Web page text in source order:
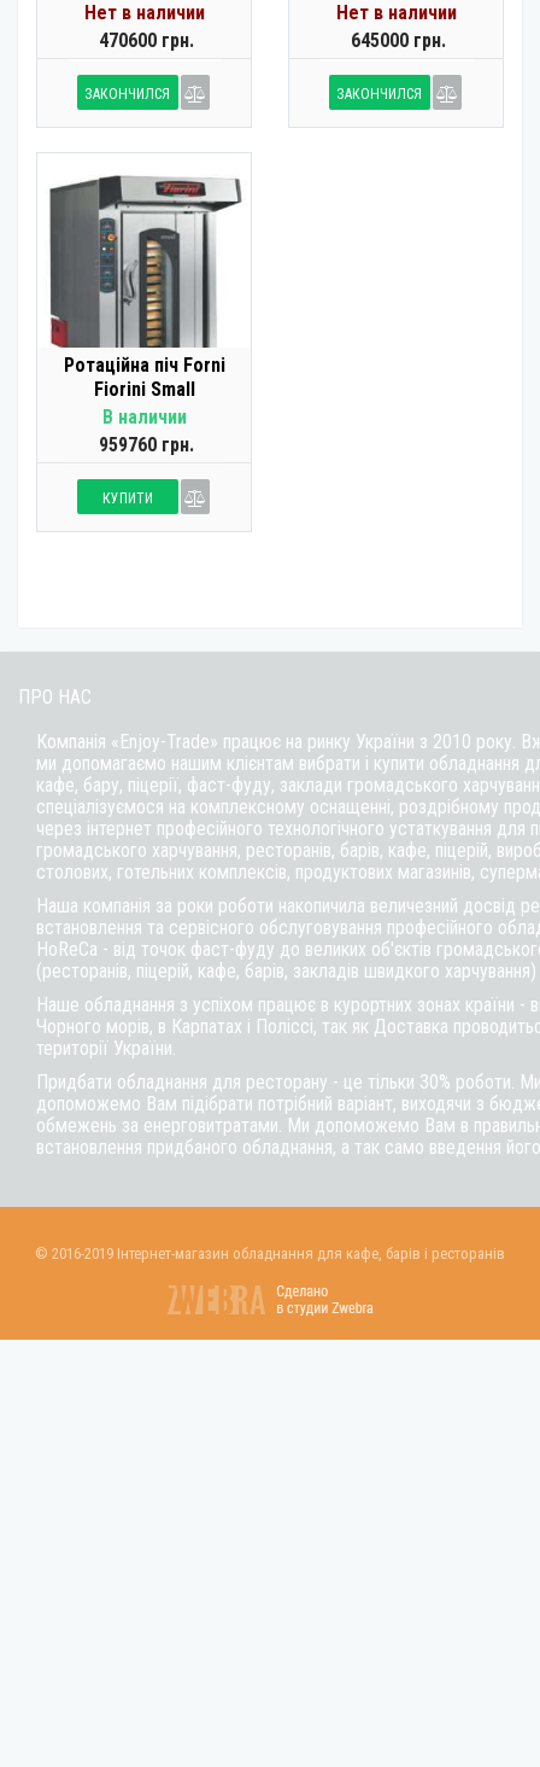
Нет в наличии
470600 грн.
ЗАКОНЧИЛСЯ
Нет в наличии
645000 грн.
ЗАКОНЧИЛСЯ
Ротаційна піч Forni
Fiorini Small
В наличии
959760 грн.
КУПИТИ
ПРО НАС
Компанія «Enjoy-Trade» працює на ринку України з 2010 року.
ми допомагаємо нашим клієнтам вибрати і купити обладнання
кафе, бару, піцерії, фаст-фуду, заклади громадського
спеціалізуємося на комплексному оснащенні, роздрібному
через інтернет професійного технологічного устаткування для
громадського харчування, ресторанів, барів, кафе, піцерій,
столових, готельних комплексів, продуктових магазинів,
Наша компанія за роки роботи накопичила величезний досвід
встановлення та сервісного обслуговування професійного
HoReCa - від точок фаст-фуду до великих об'єктів
(ресторанів, піцерій, кафе, барів, закладів швидкого харчування)
Наше обладнання з успіхом працює в курортних зонах країни -
Чорного морів, в Карпатах і Поліссі, так як Доставка
території України.
Придбати обладнання для ресторану - це тільки 30% роботи.
допоможемо Вам підібрати потрібний варіант, виходячи з
обмежень за енерговитратами. Ми допоможемо Вам в
встановлення придбаного обладнання, а так само введення
© 2016-2019 Інтернет-магазин обладнання для кафе, барів і ресторанів